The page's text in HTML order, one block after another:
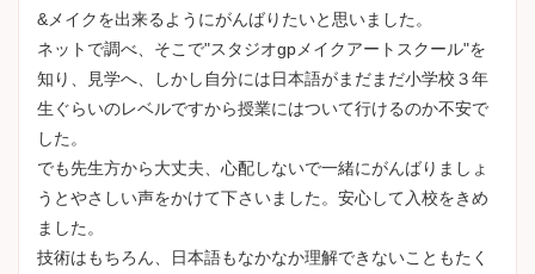
&メイクを出来るようにがんばりたいと思いました。
ネットで調べ、そこで"スタジオgpメイクアートスクール"を
知り、見学へ、しかし自分には日本語がまだまだ小学校３年
生ぐらいのレベルですから授業にはついて行けるのか不安で
した。
でも先生方から大丈夫、心配しないで一緒にがんばりましょ
うとやさしい声をかけて下さいました。安心して入校をきめ
ました。
技術はもちろん、日本語もなかなか理解できないこともたく